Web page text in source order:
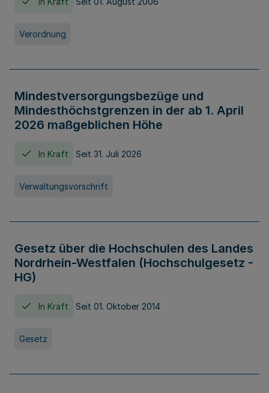
Verordnung
Mindestversorgungsbezüge und
Mindesthöchstgrenzen in der ab 1. April
2026 maßgeblichen Höhe
In Kraft Seit 31. Juli 2026
Verwaltungsvorschrift
Gesetz über die Hochschulen des Landes
Nordrhein-Westfalen (Hochschulgesetz -
HG)
In Kraft Seit 01. Oktober 2014
Gesetz